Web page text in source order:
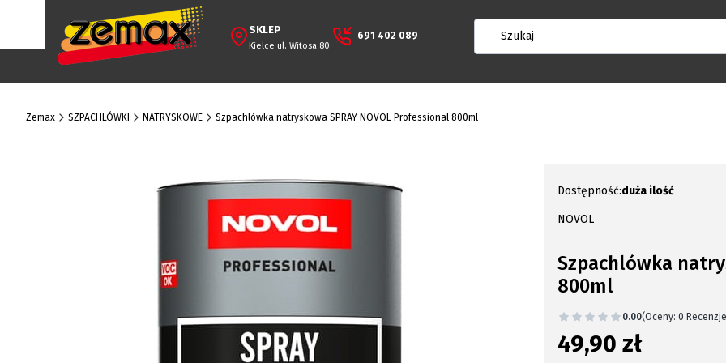
691 402 089
SKLEP
Kielce ul. Witosa 80
Zemax SZPACHLÓWKI NATRYSKOWE Szpachlówka natryskowa SPRAY NOVOL Professional 800ml
Dostępność:duża ilość
NOVOL
Szpachlówka
800ml
0.00(Oceny: 0
Cena
49,90 zł